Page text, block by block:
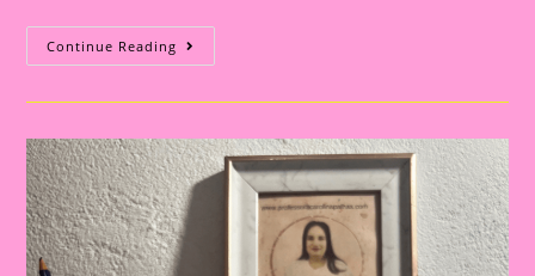
Continue Reading Cartão
Lembrança
Pais
|
Dia
Dos
Pais:
Celebrando
A
Importância